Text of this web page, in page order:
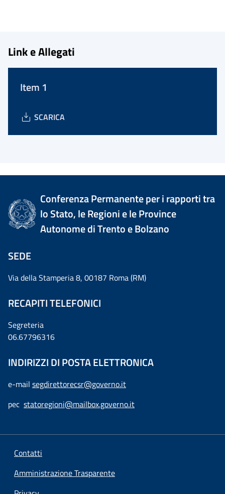
Link e Allegati
Item 1
SCARICA
Conferenza Permanente per i rapporti tra
lo Stato, le Regioni e le Province
Autonome di Trento e Bolzano
SEDE
Via della Stamperia 8, 00187 Roma (RM)
RECAPITI TELEFONICI
Segreteria
06.67796316
INDIRIZZI DI POSTA ELETTRONICA
e-mail segdirettorecsr@governo.it
pec statoregioni@mailbox.governo.it
Contatti
Amministrazione Trasparente